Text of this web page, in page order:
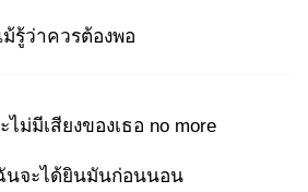
รู้ว่าควรต้องพอ
ะไม่มีเสียงของเธอ no more
นจะได้ยินมันก่อนนอน